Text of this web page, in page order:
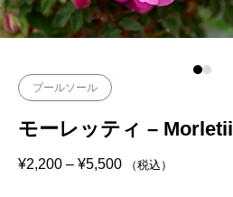
ブールソール
モーレッティ – Morletii
¥2,200 – ¥5,500価（税込）